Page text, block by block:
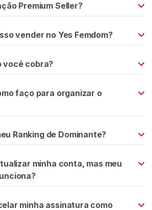
Premium Seller?
vender no Yes Femdom?
você cobra?
faço para organizar o
Ranking de Dominante?
minha conta, mas meu
minha assinatura como